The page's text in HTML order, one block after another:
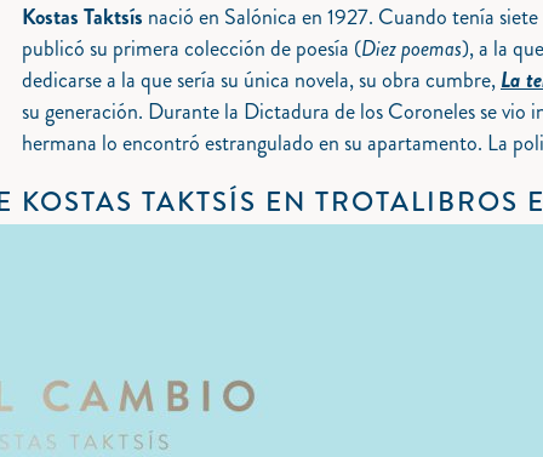
Kostas Taktsís nació en Salónica en 1927. Cuando tenía
publicó su primera colección de poesía (Diez poemas), a la
dedicarse a la que sería su única novela, su obra cumbre,La
su generación. Durante la Dictadura de los Coroneles se
hermana lo encontró estrangulado en su apartamento. La
KOSTAS TAKTSÍS EN TROTALIBROS